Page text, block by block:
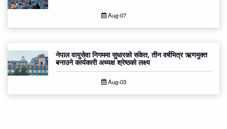
Aug-07
नेपाल वायुसेवा निगममा सुधारको संकेत, तीन वर्षभित्र ऋणमुक्त
बनाउने कार्यकारी अध्यक्ष श्रेष्ठको लक्ष्य
Aug-03